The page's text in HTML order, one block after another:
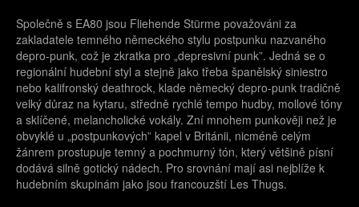
Společně s EA80 jsou Fliehende Stürme považováni za
zakladatele temného německého stylu postpunku nazvaného
depro-punk, což je zkratka pro „depresivní punk”. Jedná se o
regionální hudební styl a stejně jako třeba španělský siniestro
nebo kalifronský deathrock, klade německý depro-punk tradičně
velký důraz na kytaru, středně rychlé tempo hudby, mollové tóny
a sklíčené, melancholické vokály. Zní mnohem punkověji než je
obvyklé u „postpunkových” kapel v Británii, nicméně celým
žánrem prostupuje temný a pochmurný tón, který většině písní
dodává silně gotický nádech. Pro srovnání mají asi nejblíže k
hudebním skupinám jako jsou francouzští Les Thugs.